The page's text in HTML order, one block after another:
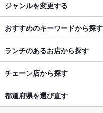
ジャンルを変更する
おすすめのキーワードから探す
ランチのあるお店から探す
チェーン店から探す
都道府県を選び直す